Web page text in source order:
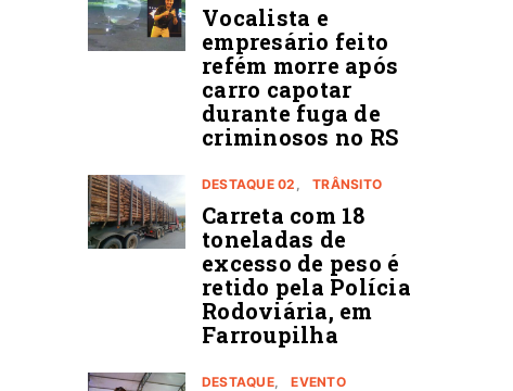
Vocalista e
empresário feito
refém morre após
carro capotar
durante fuga de
criminosos no RS
DESTAQUE 02 TRÂNSITO
Carreta com 18
toneladas de
excesso de peso é
retido pela Polícia
Rodoviária, em
Farroupilha
DESTAQUE EVENTO